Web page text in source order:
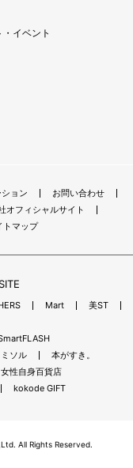
イベント
ョン
お問い合わせ
オフィシャルサイト
トマップ
Mart
美ST
ソル
本がすき。
女性自身百貨店
kokode GIFT
All Rights Reserved.